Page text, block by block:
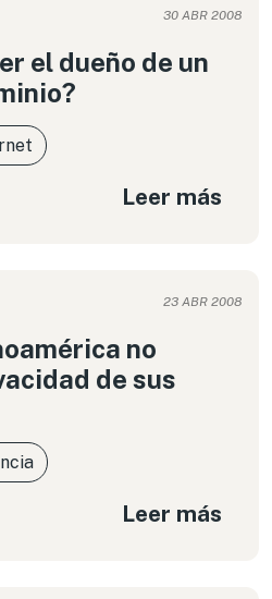
30 ABR 2008
el dueño de un
Leer más
23 ABR 2008
no
de sus
Leer más